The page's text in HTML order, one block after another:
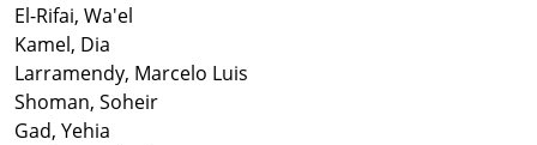
El-Rifai, Wa'el
Kamel, Dia
Larramendy, Marcelo Luis
Shoman, Soheir
Gad, Yehia